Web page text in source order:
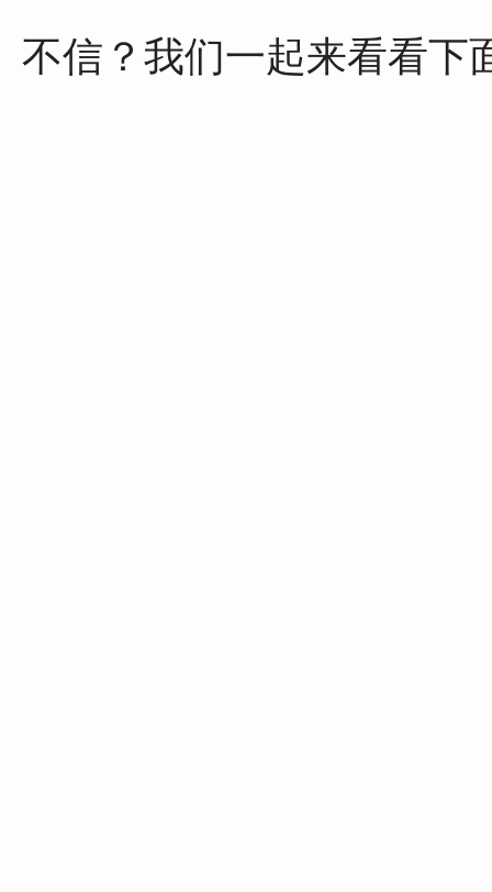
不信？我们一起来看看下